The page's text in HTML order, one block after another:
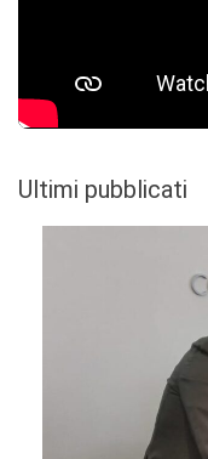
Ultimi pubblicati